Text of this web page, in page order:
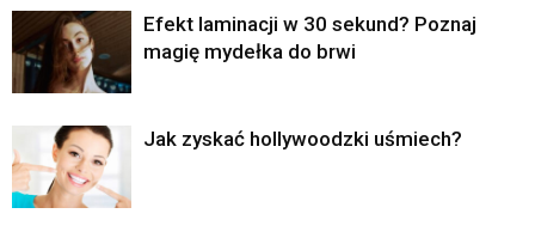
Efekt laminacji w 30 sekund? Poznaj
magię mydełka do brwi
Jak zyskać hollywoodzki uśmiech?